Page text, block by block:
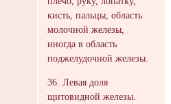
кисть, пальцы, область
молочной железы,
иногда в область
поджелудочной железы.
36. Левая доля
щитовидной железы.